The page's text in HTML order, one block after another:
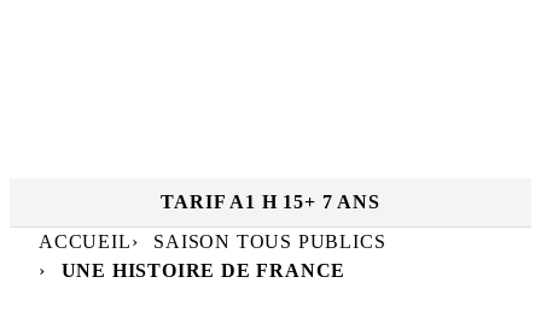
TARIF A1 H 15+ 7 ANS
ACCUEIL
SAISON TOUS PUBLICS
UNE HISTOIRE DE FRANCE